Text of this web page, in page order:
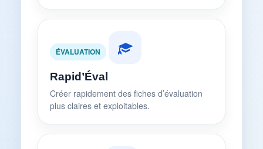
ÉVALUATION
Rapid’Éval
Créer rapidement des fiches d’évaluation
plus claires et exploitables.